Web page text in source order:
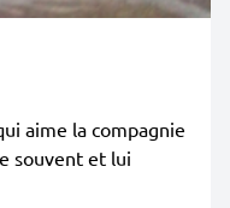
aime la compagnie
souvent et lui